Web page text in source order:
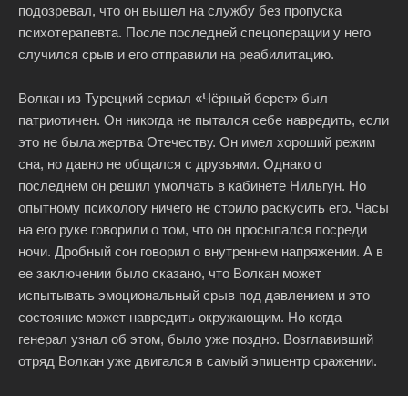
подозревал, что он вышел на службу без пропуска
психотерапевта. После последней спецоперации у него
случился срыв и его отправили на реабилитацию.
Волкан из Турецкий сериал «Чёрный берет» был
патриотичен. Он никогда не пытался себе навредить, если
это не была жертва Отечеству. Он имел хороший режим
сна, но давно не общался с друзьями. Однако о
последнем он решил умолчать в кабинете Нильгун. Но
опытному психологу ничего не стоило раскусить его. Часы
на его руке говорили о том, что он просыпался посреди
ночи. Дробный сон говорил о внутреннем напряжении. А в
ее заключении было сказано, что Волкан может
испытывать эмоциональный срыв под давлением и это
состояние может навредить окружающим. Но когда
генерал узнал об этом, было уже поздно. Возглавивший
отряд Волкан уже двигался в самый эпицентр сражении.